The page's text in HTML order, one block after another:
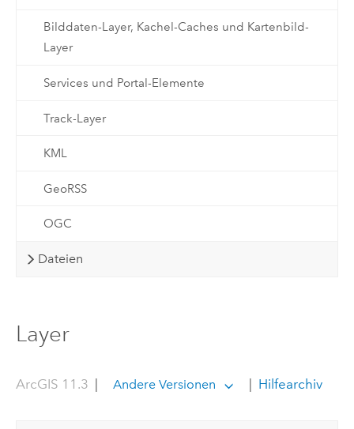
Bilddaten-Layer, Kachel-Caches und Kartenbild-
Layer
Services und Portal-Elemente
Track-Layer
KML
GeoRSS
OGC
Dateien
Layer
ArcGIS 11.3 | Andere Versionen | Hilfearchiv